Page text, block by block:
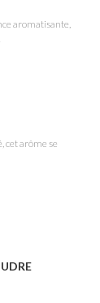
aromatisante,
cet arôme se